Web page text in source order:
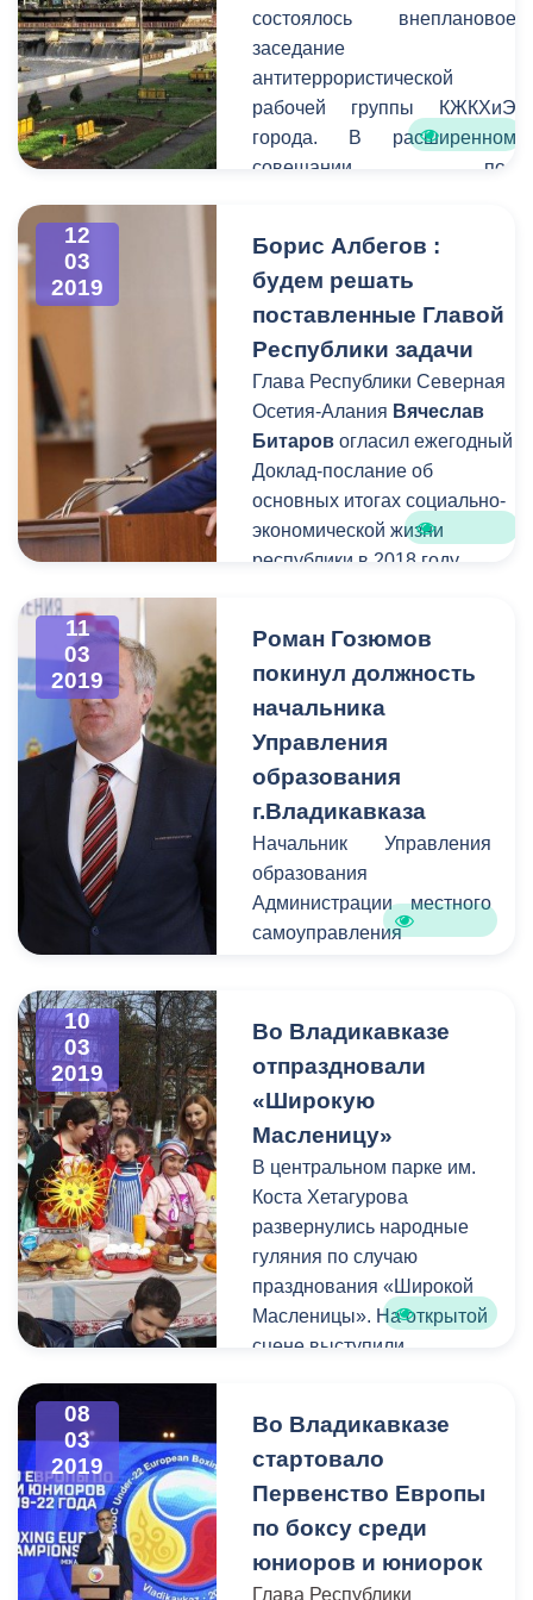
световыми, звуковыми и
воздушными эффектами.
состоялось внеплановое
заседание
антитеррористической
рабочей группы КЖКХиЭ
города. В расширенном
совещании под
комитета Маирбека
Хасцаева приняли участие
специалисты структурного
подразделения,
представители МУП
«Владсток», МУП
«Владикавказские
водопроводные сети»,
Единой дежурно-
диспетчерской службы, ОАО
«Владикавказские тепловые
12
03
2019
Борис Албегов :
будем решать
поставленные Главой
Республики задачи
Глава Республики Северная
Осетия-Алания Вячеслав
Битаров огласил ежегодный
Доклад-послание об
основных итогах социально-
экономической жизни
республики в 2018 году
2019 год.
11
03
2019
Роман Гозюмов
покинул должность
начальника
Управления
образования
г.Владикавказа
Начальник Управления
образования
Администрации местного
самоуправления
администрацию
займёт должность первого
заместителя главы
района.
10
03
2019
Во Владикавказе
отпраздновали
«Широкую
Масленицу»
В центральном парке им.
Коста Хетагурова
развернулись народные
гуляния по случаю
празднования «Широкой
Масленицы». На открытой
сцене выступили
было разыграно
множество
театрализованных
представлений.
08
03
2019
Во Владикавказе
стартовало
Первенство Европы
по боксу среди
юниоров и юниорок
Глава Республики